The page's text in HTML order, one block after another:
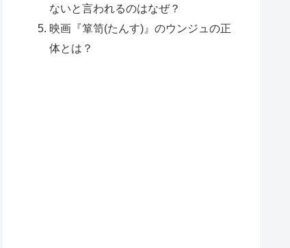
ないと言われるのはなぜ？
映画『箪笥(たんす)』のウンジュの正
体とは？